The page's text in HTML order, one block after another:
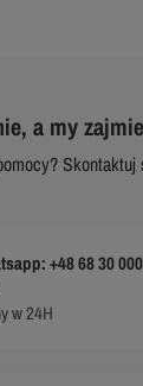
a my
+48 68 30
w 24H